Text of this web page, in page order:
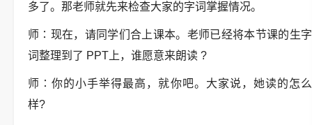
多了。那老师就先来检查大家的字词掌握情况。
师∶现在，请同学们合上课本。老师已经将本节课的生字
词整理到了 PPT上，谁愿意来朗读 ?
师∶你的小手举得最高，就你吧。大家说，她读的怎么
样?